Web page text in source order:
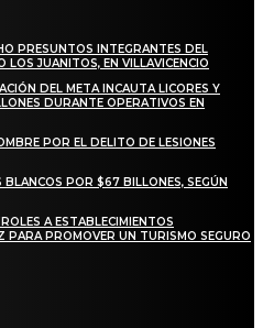
PRESUNTOS INTEGRANTES DEL
JUANITOS, EN VILLAVICENCIO
DEL META INCAUTA LICORES Y
DURANTE OPERATIVOS EN
POR EL DELITO DE LESIONES
BLANCOS POR $67 BILLONES, SEGÚN
A ESTABLECIMIENTOS
PARA PROMOVER UN TURISMO SEGURO